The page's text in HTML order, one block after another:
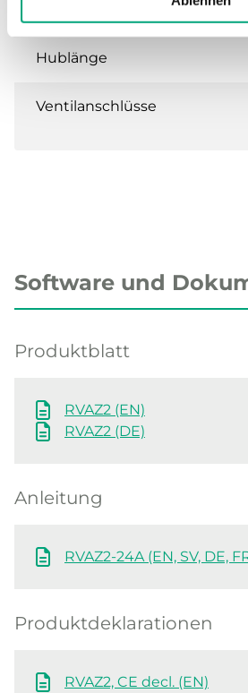
Hublänge
Ventilanschlüsse
Software und
Produktblatt
RVAZ2 (EN)
RVAZ2 (DE)
Anleitung
RVAZ2-24A (EN, SV, DE,
Produktdeklarationen
RVAZ2, CE decl. (EN)